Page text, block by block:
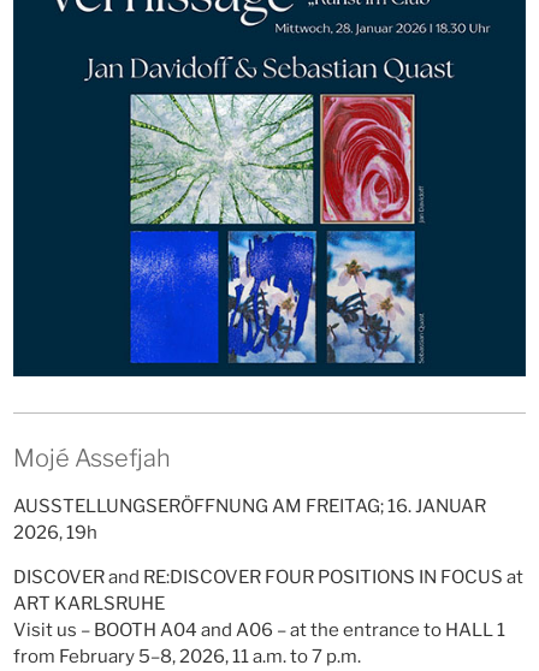
Mojé Assefjah
AUSSTELLUNGSERÖFFNUNG AM FREITAG; 16. JANUAR
2026, 19h
DISCOVER and RE:DISCOVER FOUR POSITIONS IN FOCUS at
ART KARLSRUHE ­
Visit us – BOOTH A04 and A06 – at the entrance to HALL 1
from February 5–8, 2026, 11 a.m. to 7 p.m.